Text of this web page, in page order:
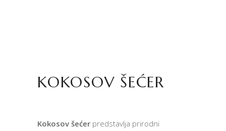
KOKOSOV ŠEĆER
Kokosov šećer predstavlja prirodni